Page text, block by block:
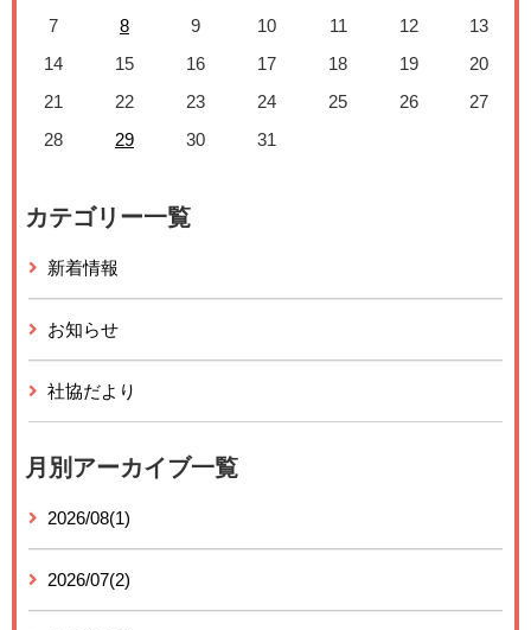
7
8 9 10 11 12
13
14
15 16 17 18 19
20
21
22 23 24 25 26
27
28
29 30 31
カテゴリー一覧
新着情報
お知らせ
社協だより
月別アーカイブ一覧
2026/08(1)
2026/07(2)